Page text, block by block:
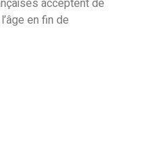
en fin de